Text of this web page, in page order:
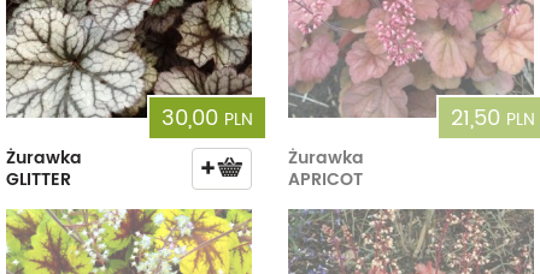
30,00 PLN
Żurawka
GLITTER
21,50 PLN
Żurawka
APRICOT